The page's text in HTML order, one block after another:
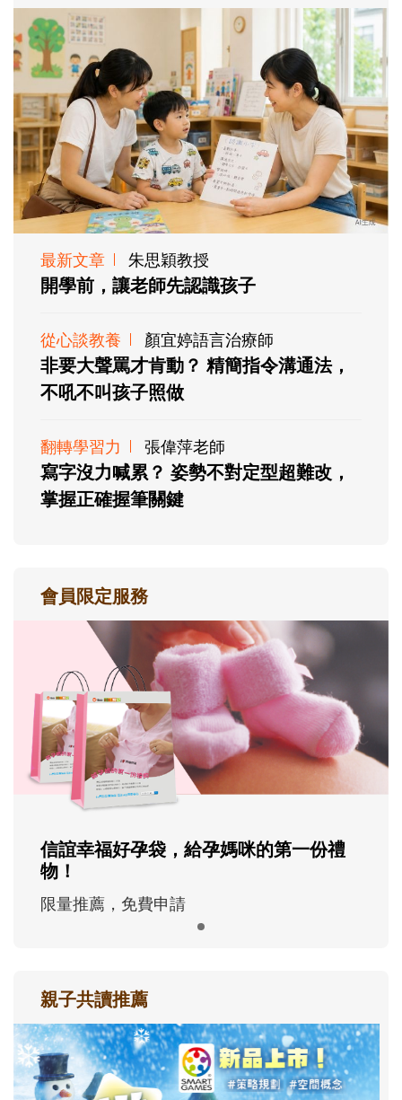
最新文章 朱思穎教授
開學前，讓老師先認識孩子
從心談教養 顏宜婷語言治療師
非要大聲罵才肯動？ 精簡指令溝通法，
不吼不叫孩子照做
翻轉學習力 張偉萍老師
寫字沒力喊累？ 姿勢不對定型超難改，
掌握正確握筆關鍵
會員限定服務
信誼幸福好孕袋，給孕媽咪的第一份禮
物！
限量推薦，免費申請
親子共讀推薦